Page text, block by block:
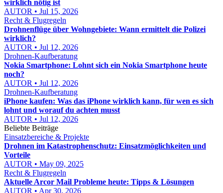
wirklich nötig ist
AUTOR • Jul 15, 2026
Recht & Flugregeln
Drohnenflüge über Wohngebiete: Wann ermittelt die Polizei
wirklich?
AUTOR • Jul 12, 2026
Drohnen-Kaufberatung
Nokia Smartphone: Lohnt sich ein Nokia Smartphone heute
noch?
AUTOR • Jul 12, 2026
Drohnen-Kaufberatung
iPhone kaufen: Was das iPhone wirklich kann, für wen es sich
lohnt und worauf du achten musst
AUTOR • Jul 12, 2026
Beliebte Beiträge
Einsatzbereiche & Projekte
Drohnen im Katastrophenschutz: Einsatzmöglichkeiten und
Vorteile
AUTOR • May 09, 2025
Recht & Flugregeln
Aktuelle Arcor Mail Probleme heute: Tipps & Lösungen
AUTOR • Apr 30, 2026